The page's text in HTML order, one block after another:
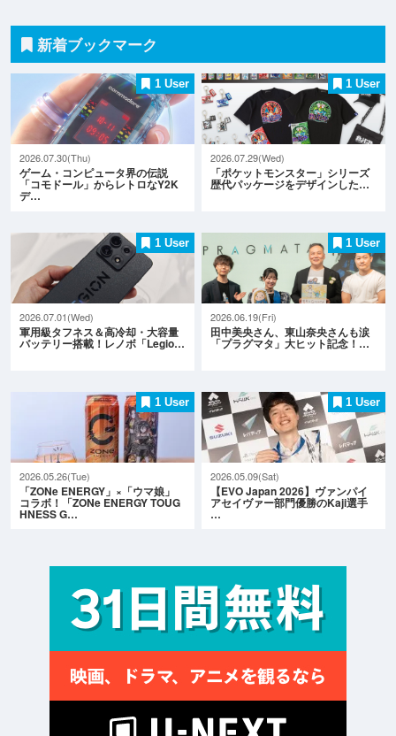
新着ブックマーク
1 User
2026.07.30(Thu)
ゲーム・コンピュータ界の伝説
「コモドール」からレトロなY2K
デ…
1 User
2026.07.29(Wed)
「ポケットモンスター」シリーズ
歴代パッケージをデザインした…
1 User
2026.07.01(Wed)
軍用級タフネス＆高冷却・大容量
バッテリー搭載！レノボ「Legio…
1 User
2026.06.19(Fri)
田中美央さん、東山奈央さんも涙
「プラグマタ」大ヒット記念！…
1 User
2026.05.26(Tue)
「ZONe ENERGY」×「ウマ娘」
コラボ！「ZONe ENERGY TOUG
HNESS G…
1 User
2026.05.09(Sat)
【EVO Japan 2026】ヴァンパイ
アセイヴァー部門優勝のKaji選手
…